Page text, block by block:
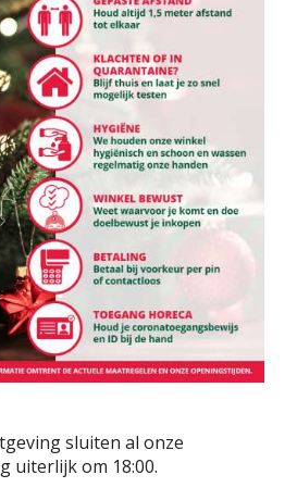
sluiten al onze
uiterlijk om 18:00.